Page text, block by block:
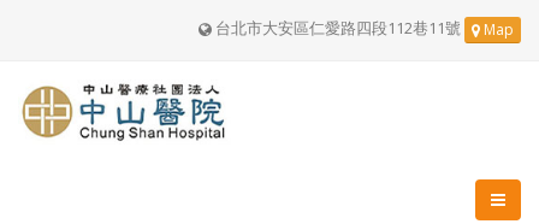
台北市大安區仁愛路四段112巷11號 Map